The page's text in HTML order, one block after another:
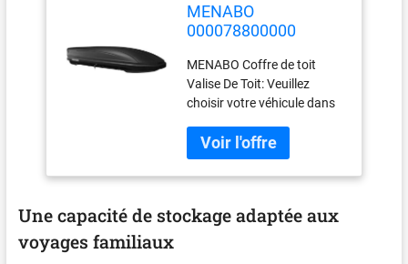
MENABO
000078800000
noir
MENABO Coffre de toit
Valise De Toit: Veuillez
choisir votre véhicule dans
vérifier sa compatibilité
avec le produit.
Une capacité de stockage adaptée aux
voyages familiaux